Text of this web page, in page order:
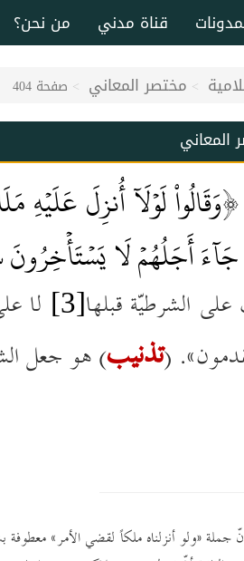
من نحن؟ قناة مدني
مختصر المعاني صفحة 404
المعاني
وَقَالُواْ لَوۡلَآ أُنزِلَ عَلَيۡهِ
جَآءَ أَجَلُهُمۡ لَا
الشرطيّة قبلها[3] لا
(تذنيب) هو جعل
جملة ½ولو أنزلناه ملكاً لقضي الأمر¼